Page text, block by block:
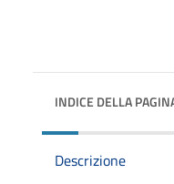
INDICE DELLA
Descrizione